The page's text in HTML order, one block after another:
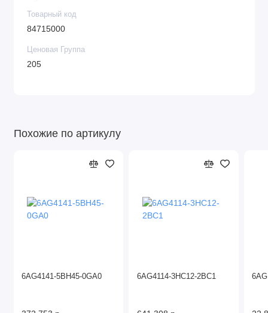
Товарный код
84715000
Ценовая Группа
205
Похожие по артикулу
6AG4141-5BH45-0GA0 6AG4114-3HC12-2BC1